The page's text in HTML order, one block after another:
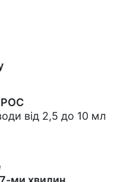
від 2,5 до 10 мл